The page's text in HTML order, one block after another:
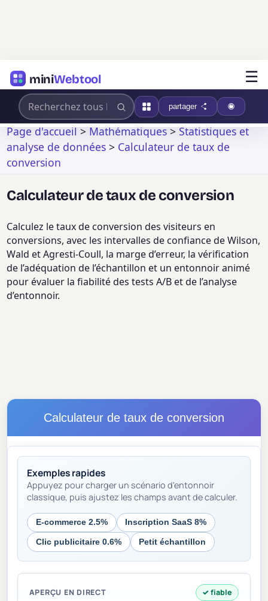
miniWebtool ☰
partager
Page d'accueil>Mathématiques>Statistiques et
analyse de données > Calculateur de taux de
conversion
Calculateur de taux de conversion
Calculez le taux de conversion des visiteurs en
conversions, avec les intervalles de confiance de Wilson,
Wald et Agresti-Coull, la marge d’erreur, la vérification
de l’adéquation de l’échantillon et un entonnoir animé
pour évaluer la fiabilité des tests A/B et de l’analyse
d’entonnoir.
Calculateur de taux de conversion
Exemples rapides
Appuyez pour charger un scénario d'entonnoir
classique, puis ajustez les champs avant de calculer.
E-commerce 2.5% Inscription SaaS 8%
Clic publicitaire 0.6% Petit échantillon
APERÇU EN DIRECT ✓ fiable